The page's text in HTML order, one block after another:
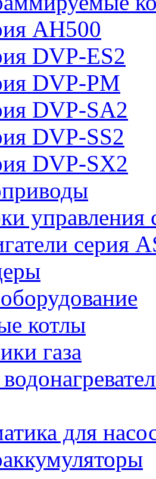
AH500
DVP-ES2
DVP-PM
DVP-SA2
DVP-SS2
DVP-SX2
серия
котлы
газа
для